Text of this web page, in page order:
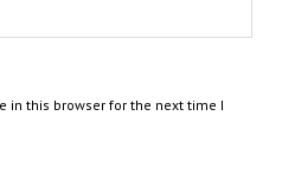
in this browser for the next time I